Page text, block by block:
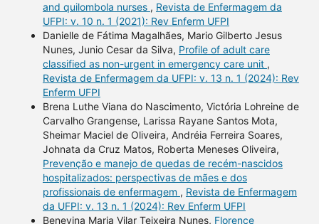
and quilombola nurses , Revista de Enfermagem da
UFPI: v. 10 n. 1 (2021): Rev Enferm UFPI
Danielle de Fátima Magalhães, Mario Gilberto Jesus
Nunes, Junio Cesar da Silva, Profile of adult care
classified as non-urgent in emergency care unit ,
Revista de Enfermagem da UFPI: v. 13 n. 1 (2024): Rev
Enferm UFPI
Brena Luthe Viana do Nascimento, Victória Lohreine de
Carvalho Grangense, Larissa Rayane Santos Mota,
Sheimar Maciel de Oliveira, Andréia Ferreira Soares,
Johnata da Cruz Matos, Roberta Meneses Oliveira,
Prevenção e manejo de quedas de recém-nascidos
hospitalizados: perspectivas de mães e dos
profissionais de enfermagem , Revista de Enfermagem
da UFPI: v. 13 n. 1 (2024): Rev Enferm UFPI
Benevina Maria Vilar Teixeira Nunes, Florence